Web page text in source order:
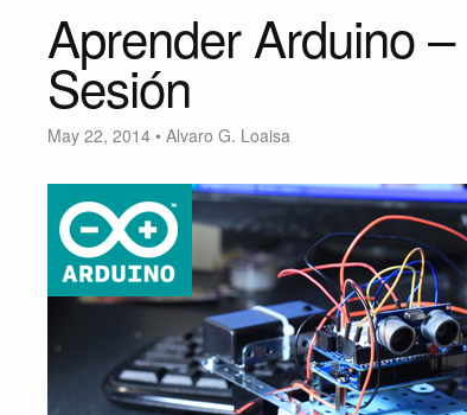
Aprender Arduino
Sesión
May 22, 2014 • Alvaro G. Loaisa